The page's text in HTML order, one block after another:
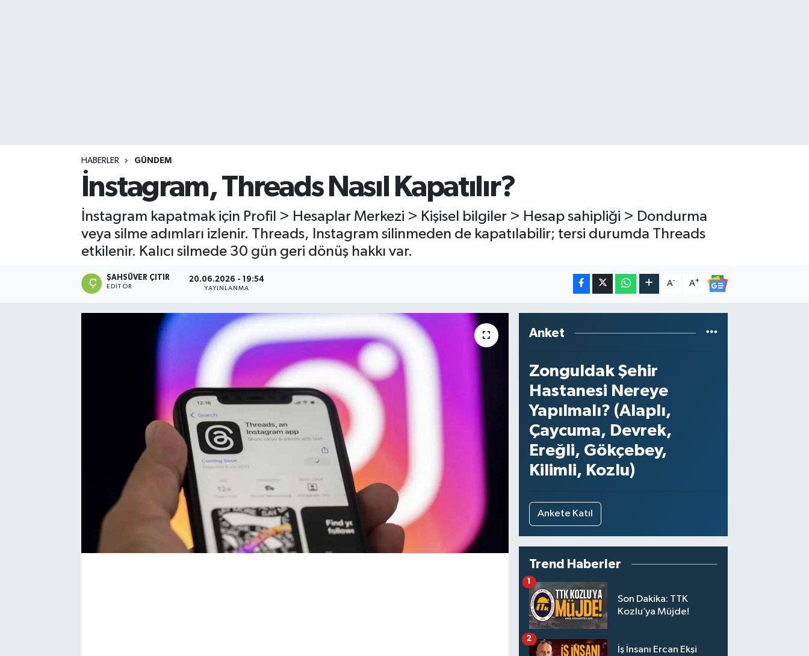
HABERLER GÜNDEM
İnstagram, Threads Nasıl Kapatılır?
İnstagram kapatmak için Profil > Hesaplar Merkezi > Kişisel bilgiler > Hesap sahipliği > Dondurma
veya silme adımları izlenir. Threads, Instagram silinmeden de kapatılabilir; tersi durumda Threads
etkilenir. Kalıcı silmede 30 gün geri dönüş hakkı var.
ŞAHSÜVER ÇITIR
EDITÖR
20.06.2026 - 19:54
YAYINLANMA
A- A+
Anket
Zonguldak Şehir
Hastanesi Nereye
Yapılmalı? (Alaplı,
Çaycuma, Devrek,
Ereğli, Gökçebey,
Kilimli, Kozlu)
Ankete Katıl
Trend Haberler
Son Dakika: TTK
Kozlu’ya Müjde!
1
İş İnsanı Ercan Ekşi
2
KASTAMONU